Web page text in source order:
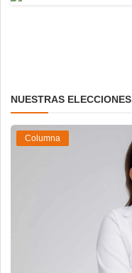
NUESTRAS ELECCIONES
Columna